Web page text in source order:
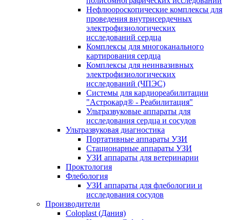
Нефлюороскопические комплексы для
проведения внутрисердечных
электрофизиологических
исследований сердца
Комплексы для многоканального
картирования сердца
Комплексы для неинвазивных
электрофизиологических
исследований (ЧПЭС)
Системы для кардиореабилитации
"Астрокард® - Реабилитация"
Ультразвуковые аппараты для
исследования сердца и сосудов
Ультразвуковая диагностика
Портативные аппараты УЗИ
Стационарные аппараты УЗИ
УЗИ аппараты для ветеринарии
Проктология
Флебология
УЗИ аппараты для флебологии и
исследования сосудов
Производители
Coloplast (Дания)